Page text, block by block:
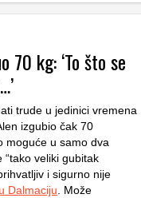
70 kg: ‘To što se
trude u jedinici vremena
izgubio čak 70
moguće u samo dva
veliki gubitak
i sigurno nije
Dalmaciju . Može